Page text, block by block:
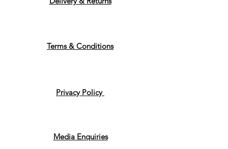
Terms & Conditions
Privacy Policy
Media Enquiries